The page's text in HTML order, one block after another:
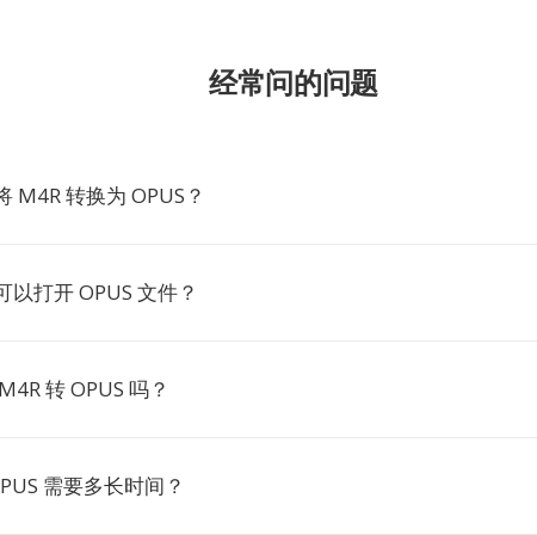
经常问的问题
M4R 转换为 OPUS？
以打开 OPUS 文件？
转 OPUS 吗？
需要多长时间？